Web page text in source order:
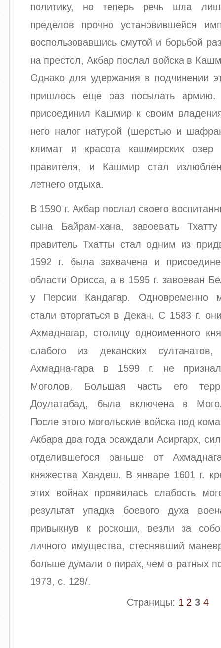
политику, но теперь речь шла
пределов прочно установившейся
воспользовавшись смутой и борьбой
на престол, Акбар послал войска в
Однако для удержания в подчинении
пришлось еще раз посылать
присоединил Кашмир к своим
него налог натурой (шерстью и
климат и красота кашмирских озер
правителя, и Кашмир стал
летнего отдыха.
В 1590 г. Акбар послал своего
сына Байрам-хана, завоевать
правитель Тхатты стал одним из
1592 г. была захвачена и
области Орисса, а в 1595 г. завоеван
у Персии Кандагар. Одновременно
стали вторгаться в Декан. С 1583 г.
Ахмаднагар, столицу одноименного
слабого из деканских
Ахмадна-гара в 1599 г. не
Моголов. Большая часть его
Доулатабад, была включена в
После этого могольские войска под
Акбара два года осаждали Асиргарх,
отделившегося раньше от
княжества Хандеш. В январе 1601 г.
этих войнах проявилась слабость
результат упадка боевого духа
привыкнув к роскоши, везли за
личного имущества, стеснявший
больше думали о пирах, чем о ратных
1973, с. 129/.
Страницы: 1 2 3 4